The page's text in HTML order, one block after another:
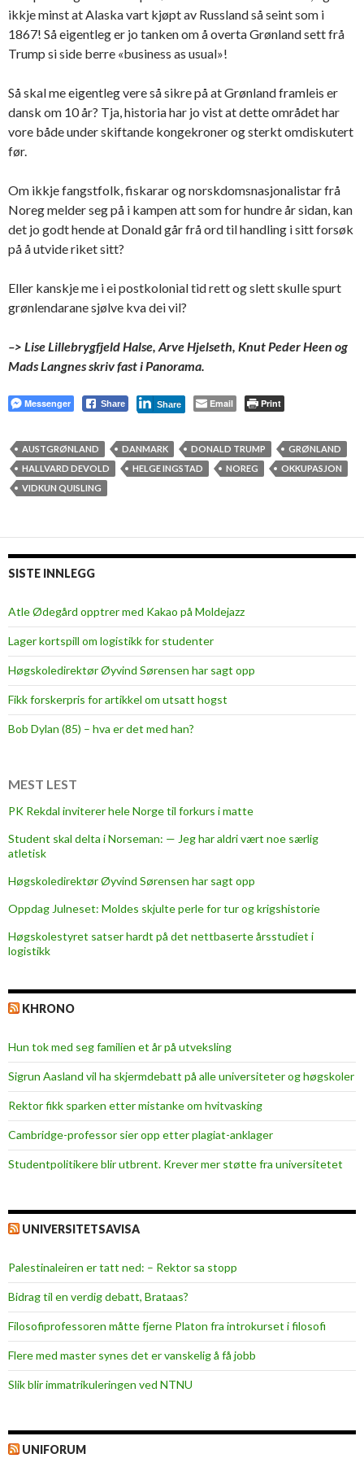
ikkje minst at Alaska vart kjøpt av Russland så seint som i
1867! Så eigentleg er jo tanken om å overta Grønland sett frå
Trump si side berre «business as usual»!
Så skal me eigentleg vere så sikre på at Grønland framleis er
dansk om 10 år? Tja, historia har jo vist at dette området har
vore både under skiftande kongekroner og sterkt omdiskutert
før.
Om ikkje fangstfolk, fiskarar og norskdomsnasjonalistar frå
Noreg melder seg på i kampen att som for hundre år sidan, kan
det jo godt hende at Donald går frå ord til handling i sitt forsøk
på å utvide riket sitt?
Eller kanskje me i ei postkolonial tid rett og slett skulle spurt
grønlendarane sjølve kva dei vil?
–> Lise Lillebrygfjeld Halse, Arve Hjelseth, Knut Peder Heen og
Mads Langnes skriv fast i Panorama.
Messenger Share Share Email Print
AUSTGRØNLAND DANMARK DONALD TRUMP
GRØNLAND
HALLVARD DEVOLD
HELGE INGSTAD NOREG
OKKUPASJON
VIDKUN QUISLING
SISTE INNLEGG
Atle Ødegård opptrer med Kakao på Moldejazz
Lager kortspill om logistikk for studenter
Høgskoledirektør Øyvind Sørensen har sagt opp
Fikk forskerpris for artikkel om utsatt hogst
Bob Dylan (85) – hva er det med han?
MEST LEST
PK Rekdal inviterer hele Norge til forkurs i matte
Student skal delta i Norseman: — Jeg har aldri vært noe særlig
atletisk
Høgskoledirektør Øyvind Sørensen har sagt opp
Oppdag Julneset: Moldes skjulte perle for tur og krigshistorie
Høgskolestyret satser hardt på det nettbaserte årsstudiet i
logistikk
KHRONO
Hun tok med seg familien et år på utveksling
Sigrun Aasland vil ha skjerm­debatt på alle universiteter og høgskoler
Rektor fikk sparken etter mistanke om hvitvasking
Cambridge-professor sier opp etter plagiat-anklager
Studentpolitikere blir utbrent. Krever mer støtte fra universitetet
UNIVERSITETSAVISA
Palestinaleiren er tatt ned: – Rektor sa stopp
Bidrag til en verdig debatt, Brataas?
Filosofiprofessoren måtte fjerne Platon fra introkurset i filosofi
Flere med master synes det er vanskelig å få jobb
Slik blir immatrikuleringen ved NTNU
UNIFORUM